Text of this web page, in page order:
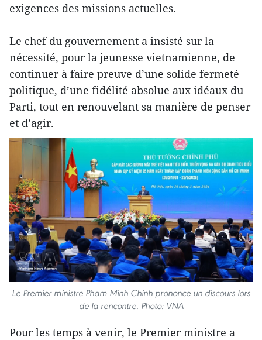
exigences des missions actuelles.
Le chef du gouvernement a insisté sur la
nécessité, pour la jeunesse vietnamienne, de
continuer à faire preuve d’une solide fermeté
politique, d’une fidélité absolue aux idéaux du
Parti, tout en renouvelant sa manière de penser
et d’agir.
Le Premier ministre Pham Minh Chinh prononce un discours lors
de la rencontre. Photo: VNA
Pour les temps à venir, le Premier ministre a